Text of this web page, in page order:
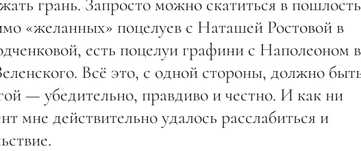
«желанных» поцелуев с Наташей Ростовой в
есть поцелуи графини с Наполеоном в
Всё это, с одной стороны, должно
— убедительно, правдиво и честно. И как ни
мне действительно удалось расслабиться и